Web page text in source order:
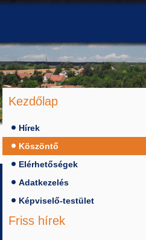
Kezdőlap
Hírek
Köszöntő
Elérhetőségek
Adatkezelés
Képviselő-testület
Friss hírek